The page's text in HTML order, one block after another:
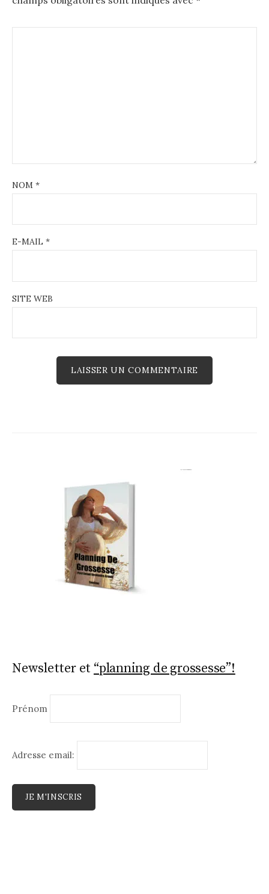
NOM *
E-MAIL *
SITE WEB
Newsletter et “planning de grossesse”!
Prénom
Adresse email: